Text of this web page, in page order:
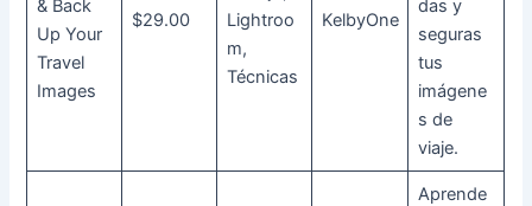
& Back
Up Your
Travel
Images
$29.00
Lightroo
m,
Técnicas
KelbyOne
das y
seguras
tus
imágene
s de
viaje.
Aprende